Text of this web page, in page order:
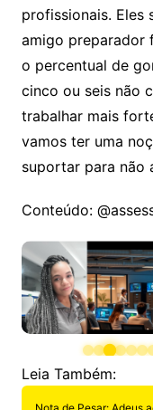
profissionais. Eles
amigo preparador
o percentual de
cinco ou seis não
trabalhar mais
vamos ter uma
suportar para não
Conteúdo:
Leia Também: